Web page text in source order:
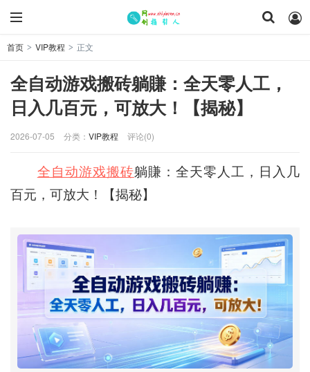
首页 > VIP教程 > 正文
全自动游戏搬砖躺賺：全天零人工，
日入几百元，可放大！【揭秘】
2026-07-05 分类： VIP教程 评论(0)
全自动游戏搬砖躺賺：全天零人工，日入几
百元，可放大！【揭秘】